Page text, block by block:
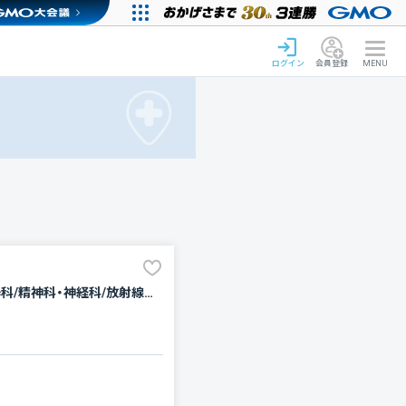
ログイン 会員登録 MENU
内科/消化器科/外科/脳神経外科/整形外科/形成外科/小児科/産婦人科/眼科/耳鼻咽喉科/皮膚科/泌尿器科/精神科・神経科/放射線科/麻酔科